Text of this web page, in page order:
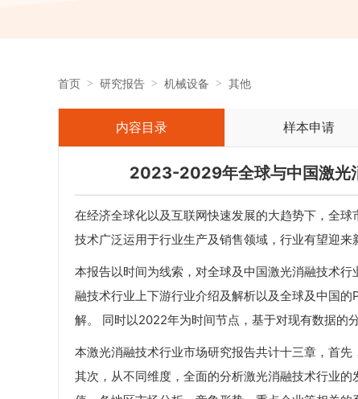
首页 研究报告 机械设备 其他
内容目录 样本申请
2023-2029年全球与中国激光
在经济全球化以及互联网快速发展的大趋势下，全
技术广泛运用于行业生产及销售领域，行业有望迎来
本报告以时间为线索，对全球及中国激光消融技术
融技术行业上下游行业介绍及解析以及全球及中国
解。 同时以2022年为时间节点，基于对现有数据的
本激光消融技术行业市场研究报告共计十三章，首
其次，从不同维度，全面的分析激光消融技术行业